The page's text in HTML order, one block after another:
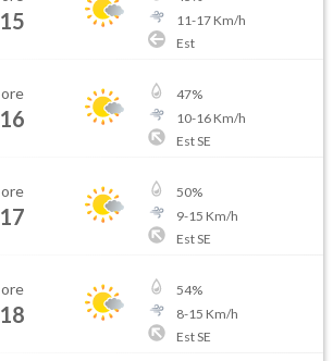
15
11-17Km/h
Est
ore
16
47%
10-16Km/h
Est SE
ore
17
50%
9-15 Km/h
Est SE
ore
18
54%
8-15 Km/h
Est SE